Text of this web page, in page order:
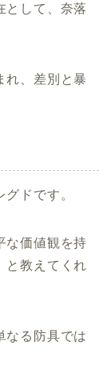
として、奈落
れ、差別と暴
ドです。
な価値観を持
と教えてくれ
なる防具では